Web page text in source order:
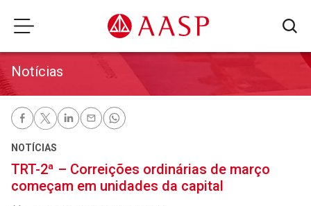
Notícias
NOTÍCIAS
TRT-2ª – Correições ordinárias de março
começam em unidades da capital